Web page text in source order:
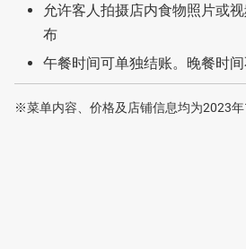
允许客人拍摄店内食物照片或
布
午餐时间可单独结账。晚餐时
※菜单内容、价格及店铺信息均为2023年